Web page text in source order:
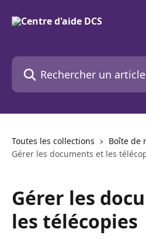
Rechercher un article...
Toutes les collections
Boîte de
Gérer les documents et les
Gérer les
les télécopies